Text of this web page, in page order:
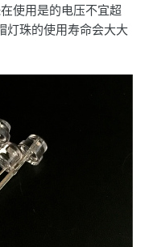
使用是的电压不宜超
灯珠的使用寿命会大大